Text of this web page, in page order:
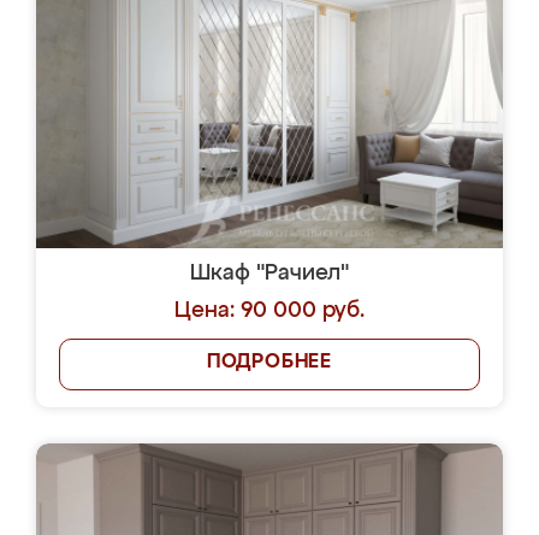
Шкаф "Рачиел"
Цена: 90 000 руб.
ПОДРОБНЕЕ